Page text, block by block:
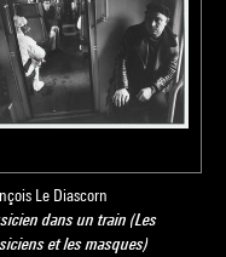
Le Diascorn
dans un train (Les
et les masques)